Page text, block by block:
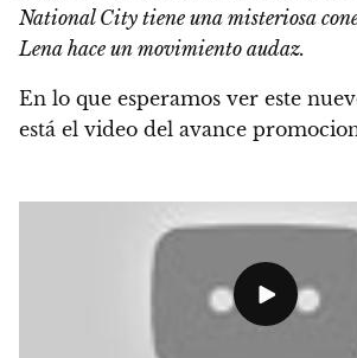
National City tiene una misteriosa
Lena hace un movimiento audaz.
En lo que esperamos ver este
está el video del avance